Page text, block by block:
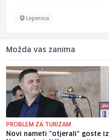
Lepenica
Možda vas zanima
PROBLEM ZA TURIZAM
Novi nameti "otjerali" goste iz